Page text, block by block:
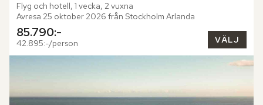
Flyg och hotell, 1 vecka, 2 vuxna
Avresa 25 oktober 2026 från Stockholm Arlanda
85.790:-
42.895:-/person VÄLJ